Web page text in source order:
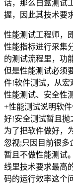
话，那么白盒测试
握，因此其技术要
性能测试工程师，
性能指标进行采集
的测试流程里，功
但是性能测试必须
件!软件测试，从宏
性能测试、安全性
+性能测试说明软
好!安全测试暂且抛
为了把软件做好，
忽视;只因目前很多
暂且不做性能测试
线里技术要求最高
码的运行效率这个